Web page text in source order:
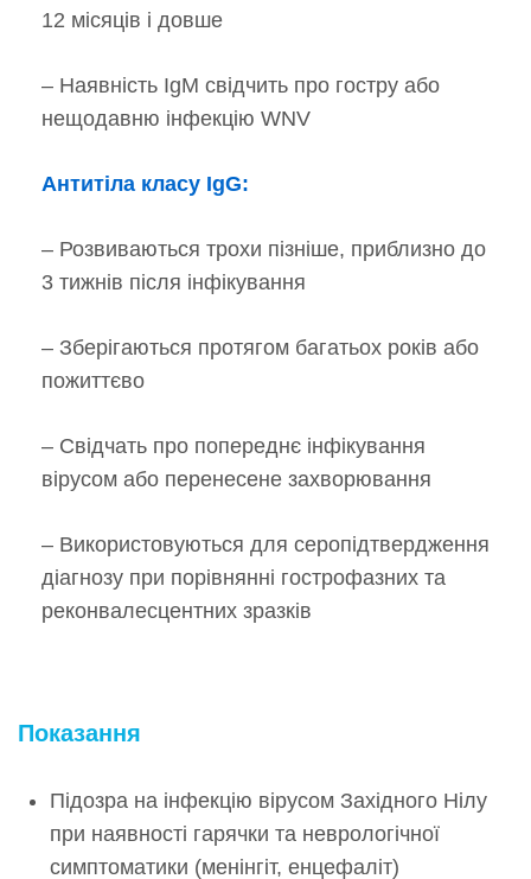
12 місяців і довше
– Наявність IgM свідчить про гостру або
нещодавню інфекцію WNV
Антитіла класу IgG:
– Розвиваються трохи пізніше, приблизно до
3 тижнів після інфікування
– Зберігаються протягом багатьох років або
пожиттєво
– Свідчать про попереднє інфікування
вірусом або перенесене захворювання
– Використовуються для серопідтвердження
діагнозу при порівнянні гострофазних та
реконвалесцентних зразків
Показання
Підозра на інфекцію вірусом Західного Нілу
при наявності гарячки та неврологічної
симптоматики (менінгіт, енцефаліт)